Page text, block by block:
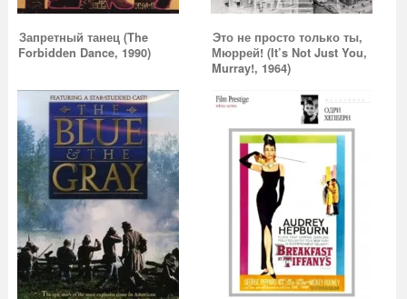
Запретный танец (The
Forbidden Dance, 1990)
Это не просто только ты,
Мюррей! (It’s Not Just You,
Murray!, 1964)